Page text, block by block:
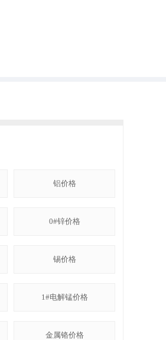
铝价格
0#锌价格
锡价格
1#电解锰价格
金属铬价格